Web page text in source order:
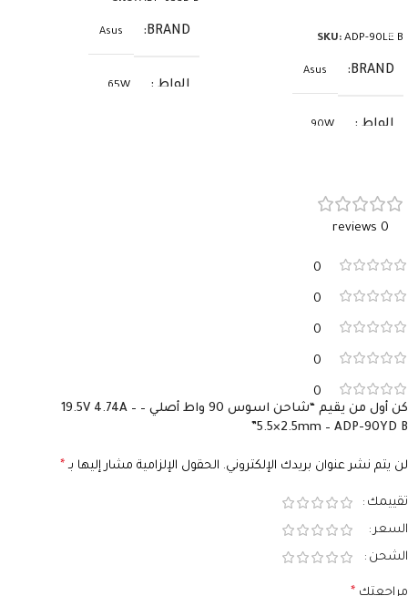
SKU: ADP-90LE B
BRAND
Asus
الواط 90W
الأمبير
BRAND
Asus
الواط 65W
0 reviews
0
0
0
0
0
كن أول من يقيم “شاحن اسوس 90 واط أصلي – 19.5V 4.74A –
5.5×2.5mm – ADP-90YD B”
لن يتم نشر عنوان بريدك الإلكتروني. الحقول الإلزامية مشار إليها بـ *
تقييمك
السعر
الشحن
مراجعتك